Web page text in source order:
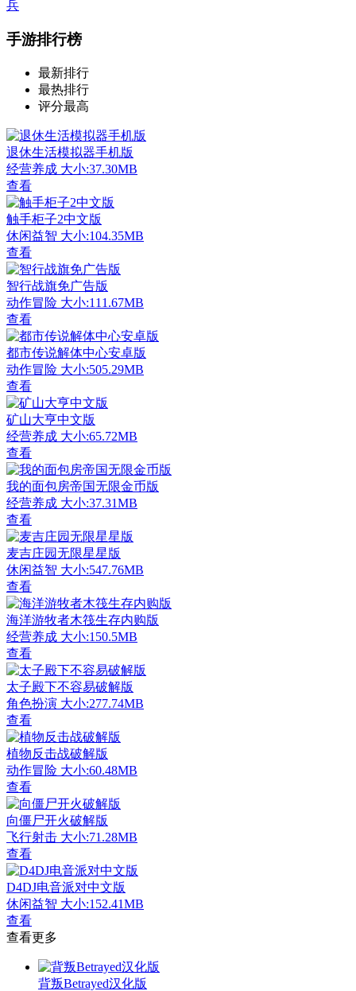
兵
手游排行榜
最新排行
最热排行
评分最高
退休生活模拟器手机版
经营养成 大小:37.30MB
查看
触手柜子2中文版
休闲益智 大小:104.35MB
查看
智行战旗免广告版
动作冒险 大小:111.67MB
查看
都市传说解体中心安卓版
动作冒险 大小:505.29MB
查看
矿山大亨中文版
经营养成 大小:65.72MB
查看
我的面包房帝国无限金币版
经营养成 大小:37.31MB
查看
麦吉庄园无限星星版
休闲益智 大小:547.76MB
查看
海洋游牧者木筏生存内购版
经营养成 大小:150.5MB
查看
太子殿下不容易破解版
角色扮演 大小:277.74MB
查看
植物反击战破解版
动作冒险 大小:60.48MB
查看
向僵尸开火破解版
飞行射击 大小:71.28MB
查看
D4DJ电音派对中文版
休闲益智 大小:152.41MB
查看
查看更多
背叛Betrayed汉化版